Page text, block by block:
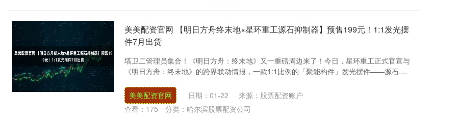
美美配资官网 【明日方舟终末地×星环重工源石抑制器】预售199元！1:1发光摆
件7月出货
塔卫二管理员集合！《明日方舟：终末地》又一重磅周边来了！今日，星环重工正式官宣与
《明日方舟：终末地》的跨界联动情报，一款1:1比例的「聚能构件」发光摆件——源石....
美美配资官网 日期：01-22
来源：股票配资账户
查看： 175 分类： 哈尔滨股票配资公司